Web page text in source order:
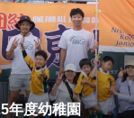
年度幼稚園